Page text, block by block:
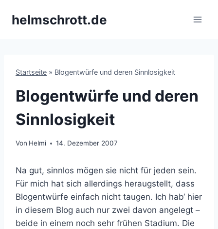
Inhalthelmschrott.de
Startseite » Blogentwürfe und deren Sinnlosigkeit
Blogentwürfe und deren
Sinnlosigkeit
Von Helmi 14. Dezember 2007
Na gut, sinnlos mögen sie nicht für jeden sein.
Für mich hat sich allerdings heraugstellt, dass
Blogentwürfe einfach nicht taugen. Ich hab‘ hier
in diesem Blog auch nur zwei davon angelegt –
beide in einem noch sehr frühen Stadium. Die